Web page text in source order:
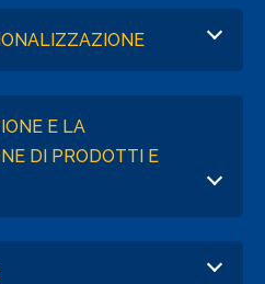
E LA
DI PRODOTTI E